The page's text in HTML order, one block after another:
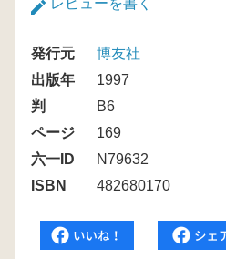
レビューを書く
発行元
博友社
出版年
1997
判
B6
ページ
169
六一ID
N79632
ISBN
482680170